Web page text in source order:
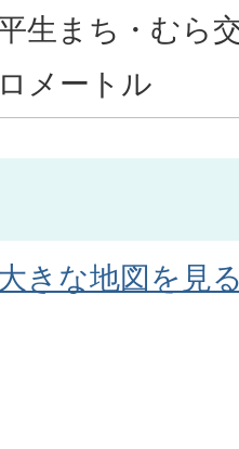
生まち・むら
ロメートル
きな地図を見